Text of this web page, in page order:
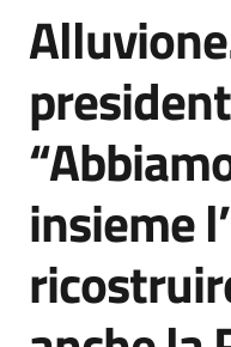
un
comunicato
Risorse
Agenzia
di
informazione
Salta al contenuto
insieme